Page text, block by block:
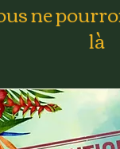
ne
là